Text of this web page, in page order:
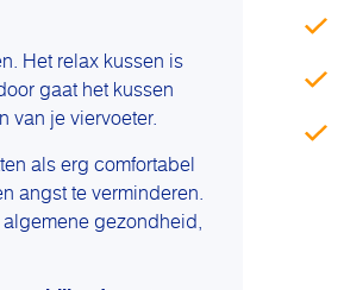
Het relax kussen is
gaat het kussen
van je viervoeter.
als erg comfortabel
angst te verminderen.
algemene gezondheid,